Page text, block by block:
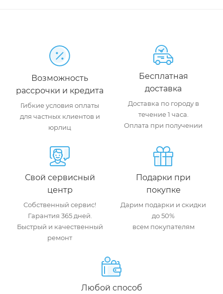
Возможность
рассрочки и кредита
Гибкие условия оплаты
для частных клиентов и
юрлиц
Бесплатная
доставка
Доставка по городу в
течение 1 часа.
Оплата при получении
Свой сервисный
центр
Собственный сервис!
Гарантия 365 дней.
Быстрый и качественный
ремонт
Подарки при
покупке
Дарим подарки и скидки
до 50%
всем покупателям
Любой способ